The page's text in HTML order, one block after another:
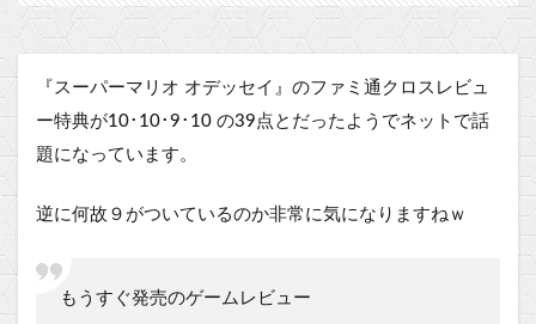
『スーパーマリオ オデッセイ』のファミ通クロスレビュ
ー特典が10･10･9･10 の39点とだったようでネットで話
題になっています。
逆に何故９がついているのか非常に気になりますねｗ
もうすぐ発売のゲームレビュー